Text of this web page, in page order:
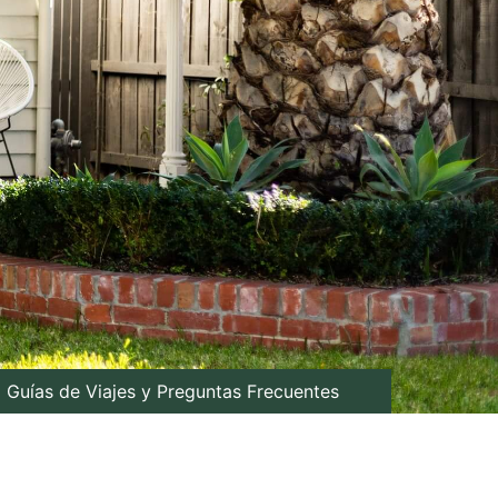
Guías de Viajes y Preguntas Frecuentes